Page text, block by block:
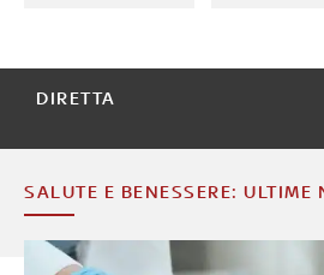
DIRETTA
SALUTE E BENESSERE: ULTIME